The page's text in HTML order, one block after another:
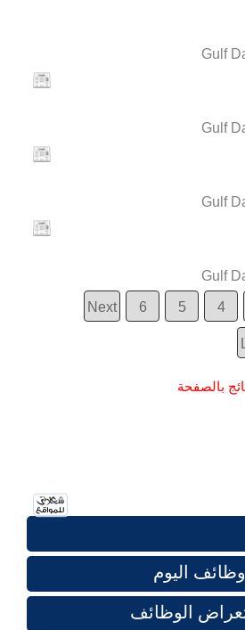
Gulf
Gulf
Gulf
Gulf
4
5
6
Next
بالصفحة
وظائف اليوم
الوظائف